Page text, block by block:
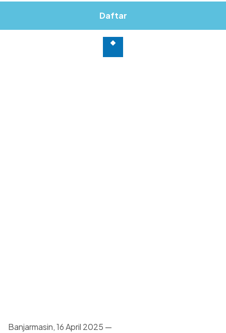
Daftar
Banjarmasin, 16 April 2025 —